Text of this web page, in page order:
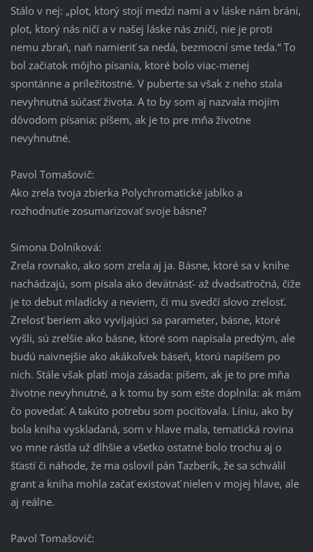
Stálo v nej: „plot, ktorý stojí medzi nami a v láske nám bráni,
plot, ktorý nás ničí a v našej láske nás zničí, nie je proti
nemu zbraň, naň namieriť sa nedá, bezmocní sme teda.“ To
bol začiatok môjho písania, ktoré bolo viac-menej
spontánne a príležitostné. V puberte sa však z neho stala
nevyhnutná súčasť života. A to by som aj nazvala mojím
dôvodom písania: píšem, ak je to pre mňa životne
nevyhnutné.
Pavol Tomašovič:
Ako zrela tvoja zbierka Polychromatické jablko a
rozhodnutie zosumarizovať svoje básne?
Simona Dolníková:
Zrela rovnako, ako som zrela aj ja. Básne, ktoré sa v knihe
nachádzajú, som písala ako devätnásť- až dvadsaťročná, čiže
je to debut mladícky a neviem, či mu svedčí slovo zrelosť.
Zrelosť beriem ako vyvíjajúci sa parameter, básne, ktoré
vyšli, sú zrelšie ako básne, ktoré som napísala predtým, ale
budú naivnejšie ako akákoľvek báseň, ktorú napíšem po
nich. Stále však platí moja zásada: píšem, ak je to pre mňa
životne nevyhnutné, a k tomu by som ešte doplnila: ak mám
čo povedať. A takúto potrebu som pociťovala. Líniu, ako by
bola kniha vyskladaná, som v hlave mala, tematická rovina
vo mne rástla už dlhšie a všetko ostatné bolo trochu aj o
šťastí či náhode, že ma oslovil pán Tazberík, že sa schválil
grant a kniha mohla začať existovať nielen v mojej hlave, ale
aj reálne.
Pavol Tomašovič: